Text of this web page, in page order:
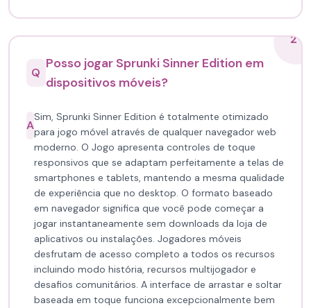
2
Q
Posso jogar Sprunki Sinner Edition em
dispositivos móveis?
A
Sim, Sprunki Sinner Edition é totalmente otimizado
para jogo móvel através de qualquer navegador web
moderno. O Jogo apresenta controles de toque
responsivos que se adaptam perfeitamente a telas de
smartphones e tablets, mantendo a mesma qualidade
de experiência que no desktop. O formato baseado
em navegador significa que você pode começar a
jogar instantaneamente sem downloads da loja de
aplicativos ou instalações. Jogadores móveis
desfrutam de acesso completo a todos os recursos
incluindo modo história, recursos multijogador e
desafios comunitários. A interface de arrastar e soltar
baseada em toque funciona excepcionalmente bem